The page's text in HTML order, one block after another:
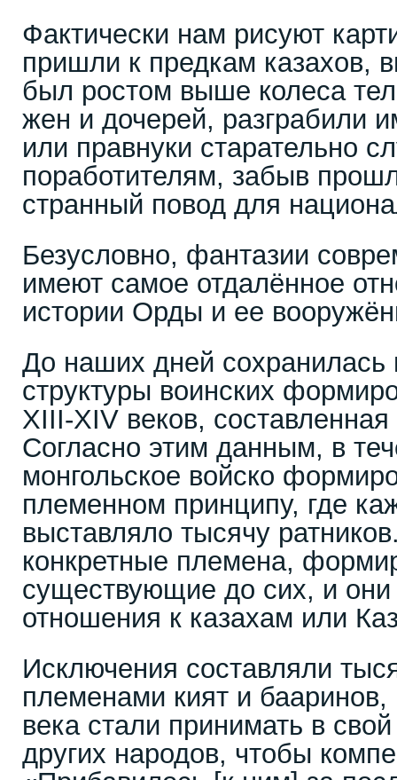
Фактически нам рисуют
пришли к предкам казахов,
был ростом выше колеса
жен и дочерей, разграбили
или правнуки старательно
поработителям, забыв
странный повод для
Безусловно, фантазии
имеют самое отдалённое
истории Орды и ее
До наших дней сохранилась
структуры воинских
XIII-XIV веков,
Согласно этим данным, в
монгольское войско
племенном принципу, где
выставляло тысячу
конкретные племена,
существующие до сих, и они
отношения к казахам или
Исключения составляли
племенами кият и
века стали принимать в
других народов, чтобы